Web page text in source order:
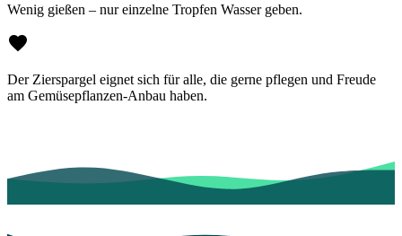
Wenig gießen – nur einzelne Tropfen Wasser geben.
Der Zierspargel eignet sich für alle, die gerne pflegen und Freude
am Gemüsepflanzen-Anbau haben.